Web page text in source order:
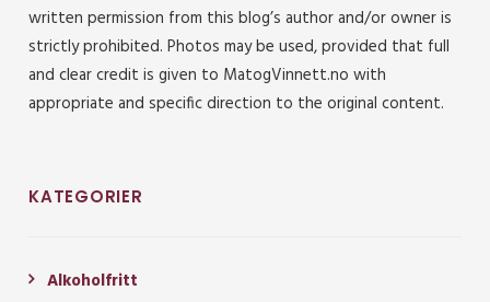
written permission from this blog’s author and/or owner is
strictly prohibited. Photos may be used, provided that full
and clear credit is given to MatogVinnett.no with
appropriate and specific direction to the original content.
KATEGORIER
Alkoholfritt